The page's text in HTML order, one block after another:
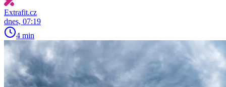
Extrafit.cz
dnes, 07:19
4 min